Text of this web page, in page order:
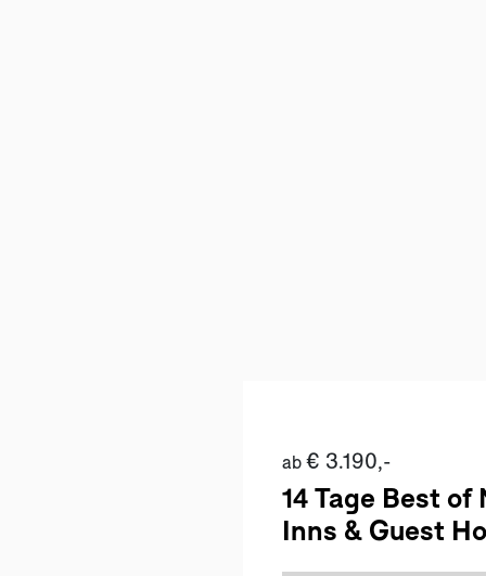
ab € 3.190,-
14 Tage Best
Inns & Guest